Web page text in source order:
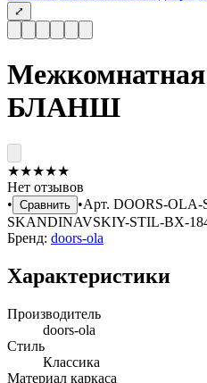
⤢
Межкомнатная
БЛАНШ
★★★★★
Нет отзывов
• Сравнить •Арт. DOORS-
SKANDINAVSKIY-STIL-BX-
Бренд: doors-ola
Характеристики
Производитель
doors-ola
Стиль
Классика
Материал каркаса